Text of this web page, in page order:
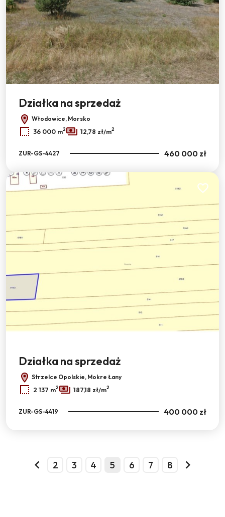
Działka na sprzedaż
Włodowice, Morsko
36 000 m2 12,78 zł/m2
ZUR-GS-4427 460 000 zł
Dodaj
Działka na sprzedaż
Strzelce Opolskie, Mokre Łany
2 137 m2 187,18 zł/m2
ZUR-GS-4419 400 000 zł
prev
2 3 4 5 6 7 8
next